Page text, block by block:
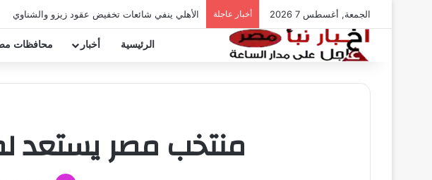
الجمعة, أغسطس 7 2026 أخبار عاجلة الأهلي ينفي شائعات تخفيض عقود زيزو والشناوي
الرئيسية أخبار محافظات
منتخب مصر يستعد